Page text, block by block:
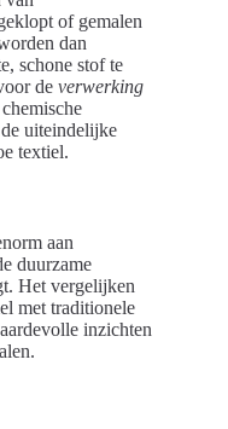
of gemalen
dan
schone stof te
de verwerking
uiteindelijke
textiel.
aan
duurzame
Het vergelijken
met traditionele
inzichten